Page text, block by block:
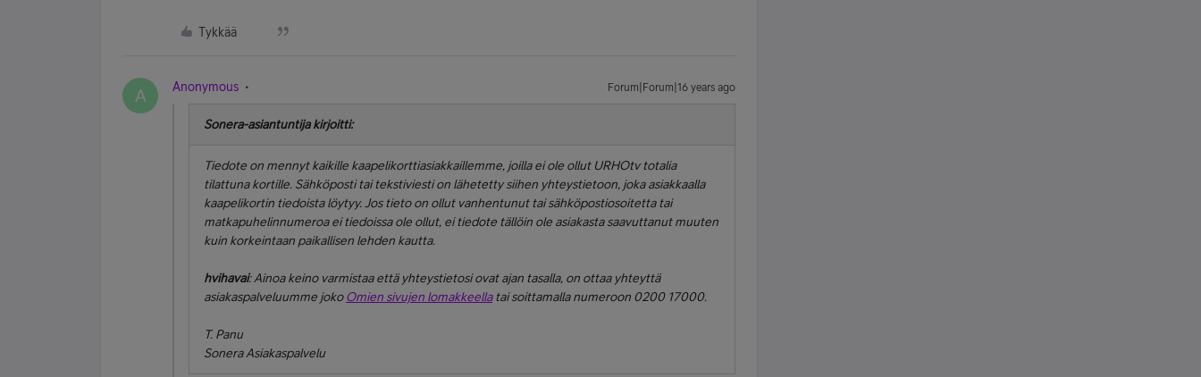
Tykkää
A Anonymous Forum|Forum|16 years ago
Sonera-asiantuntija kirjoitti:
Tiedote on mennyt kaikille kaapelikorttiasiakkaillemme, joilla ei ole ollut URHOtv totalia
tilattuna kortille. Sähköposti tai tekstiviesti on lähetetty siihen yhteystietoon, joka asiakkaalla
kaapelikortin tiedoista löytyy. Jos tieto on ollut vanhentunut tai sähköpostiosoitetta tai
matkapuhelinnumeroa ei tiedoissa ole ollut, ei tiedote tällöin ole asiakasta saavuttanut muuten
kuin korkeintaan paikallisen lehden kautta.
hvihavai: Ainoa keino varmistaa että yhteystietosi ovat ajan tasalla, on ottaa yhteyttä
asiakaspalveluumme jokoOmien sivujen lomakkeellatai soittamalla numeroon 0200 17000.
T. Panu
Sonera Asiakaspalvelu